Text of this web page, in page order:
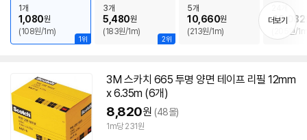
1위
1개
1,080원
(108원/1m)
2위
3개
5,480원
(183원/1m)
5개
10,660원
(213원/1m)
49,082
(205원/
더보기
3M 스카치 665 투명 양면 테이프 리필 12mm
x 6.35m (6개)
8,820원 (48몰)
1m당 231원